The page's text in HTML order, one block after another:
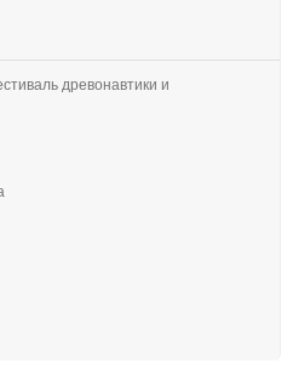
древонавтики и